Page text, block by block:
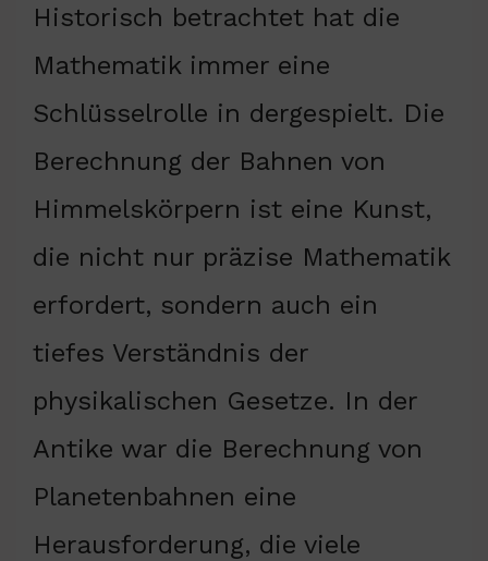
Historisch betrachtet hat die
Mathematik immer eine
Schlüsselrolle in dergespielt. Die
Berechnung der Bahnen von
Himmelskörpern ist eine Kunst,
die nicht nur präzise Mathematik
erfordert, sondern auch ein
tiefes Verständnis der
physikalischen Gesetze. In der
Antike war die Berechnung von
Planetenbahnen eine
Herausforderung, die viele